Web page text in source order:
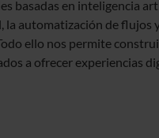
basadas en inteligencia
la automatización de flujos
ello nos permite
a ofrecer experiencias